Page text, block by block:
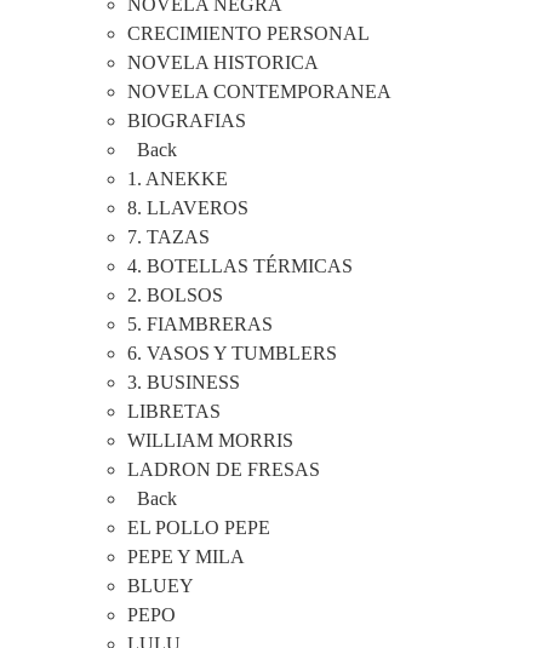
CRECIMIENTO PERSONAL
NOVELA HISTORICA
NOVELA CONTEMPORANEA
BIOGRAFIAS
Back
1. ANEKKE
8. LLAVEROS
7. TAZAS
4. BOTELLAS TÉRMICAS
2. BOLSOS
5. FIAMBRERAS
6. VASOS Y TUMBLERS
3. BUSINESS
LIBRETAS
WILLIAM MORRIS
LADRON DE FRESAS
Back
EL POLLO PEPE
PEPE Y MILA
BLUEY
PEPO
LULU